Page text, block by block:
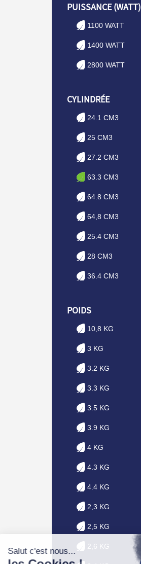
PUISSANCE (WATT)
1100 WATT
1400 WATT
2800 WATT
CYLINDRÉE
24.1 CM3
25 CM3
27.2 CM3
63.3 CM3
64.8 CM3
64,8 CM3
25.4 CM3
28 CM3
36.4 CM3
POIDS
10,8 KG
3 KG
3.2 KG
3.3 KG
3.5 KG
3.9 KG
4 KG
4.3 KG
4.4 KG
2,3 KG
2,5 KG
2,6 KG